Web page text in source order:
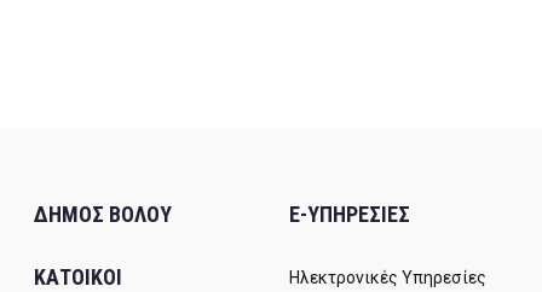
ΔΗΜΟΣ ΒΟΛΟΥ
ΚΑΤΟΙΚΟΙ
E-ΥΠΗΡΕΣΙΕΣ
Ηλεκτρονικές Υπηρεσίες